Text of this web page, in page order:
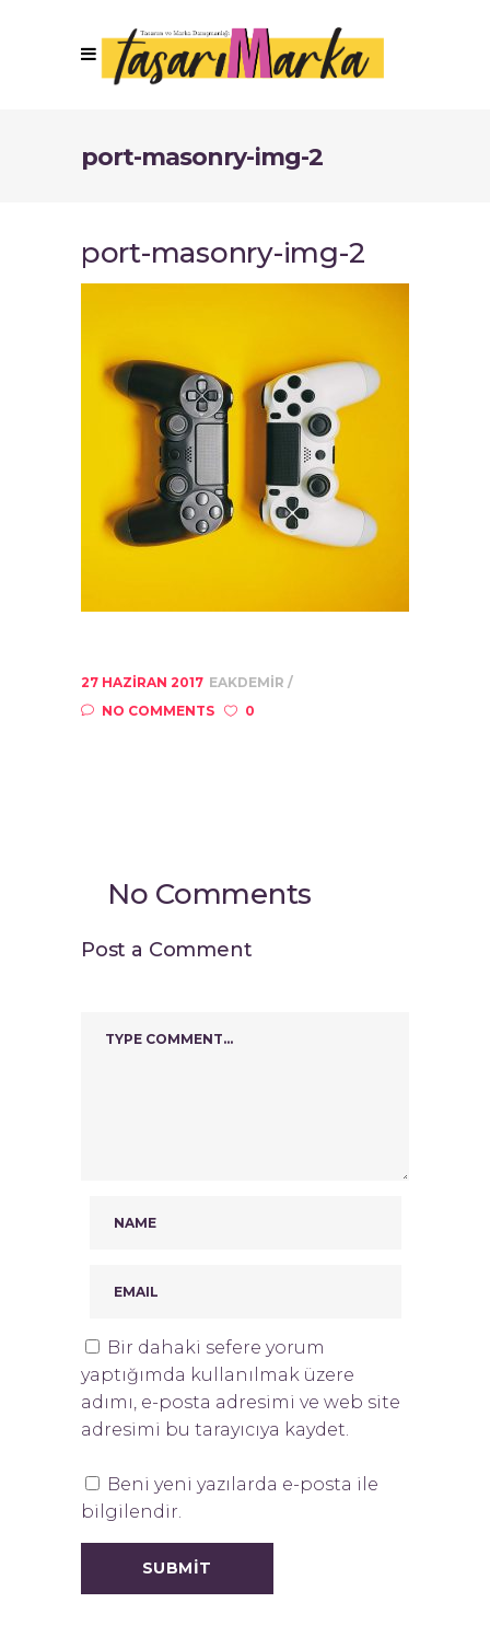
port-masonry-img-2
port-masonry-img-2
27 HAZIRAN 2017 EAKDEMIR
NO COMMENTS
0
No Comments
Post a Comment
Bir dahaki sefere yorum
yaptığımda kullanılmak üzere
adımı, e-posta adresimi ve web site
adresimi bu tarayıcıya kaydet.
Beni yeni yazılarda e-posta ile
bilgilendir.